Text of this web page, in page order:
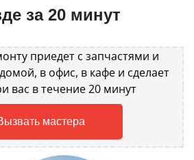
за 20 минут
приедет с запчастями и
в офис, в кафе и сделает
вас в течение 20 минут
мастера